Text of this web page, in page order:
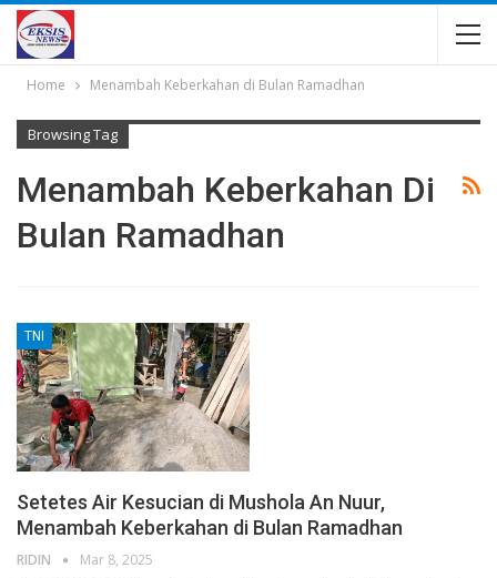
Home Menambah Keberkahan di Bulan Ramadhan
Browsing Tag
Menambah Keberkahan Di
Bulan Ramadhan
TNI
Setetes Air Kesucian di Mushola An Nuur,
Menambah Keberkahan di Bulan Ramadhan
RIDIN Mar 8, 2025